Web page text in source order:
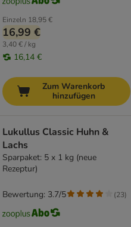
Einzeln 18,95 €
16,99 €
3,40 € / kg
16,14 €
Zum Warenkorb
hinzufügen
Lukullus Classic Huhn &
Lachs
Sparpaket: 5 x 1 kg (neue
Rezeptur)
Bewertung: 3.7/5 (23)